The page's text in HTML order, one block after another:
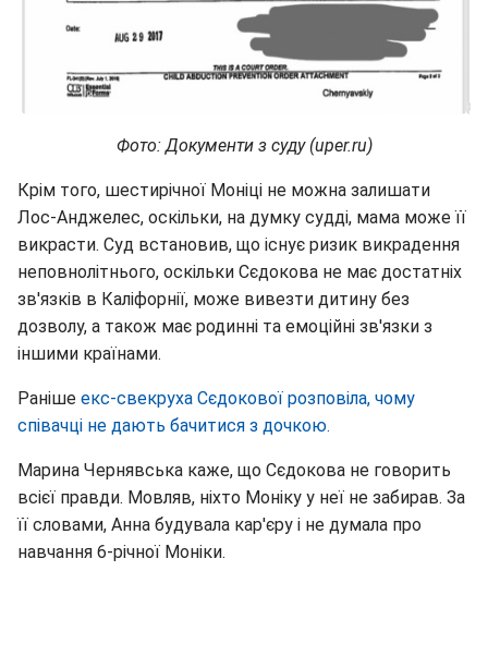
Фото: Документи з суду (uper.ru)
Крім того, шестирічної Моніці не можна залишати
Лос-Анджелес, оскільки, на думку судді, мама може її
викрасти. Суд встановив, що існує ризик викрадення
неповнолітнього, оскільки Сєдокова не має достатніх
зв'язків в Каліфорнії, може вивезти дитину без
дозволу, а також має родинні та емоційні зв'язки з
іншими країнами.
Раніше екс-свекруха Сєдокової розповіла, чому
співачці не дають бачитися з дочкою.
Марина Чернявська каже, що Сєдокова не говорить
всієї правди. Мовляв, ніхто Моніку у неї не забирав. За
її словами, Анна будувала кар'єру і не думала про
навчання 6-річної Моніки.